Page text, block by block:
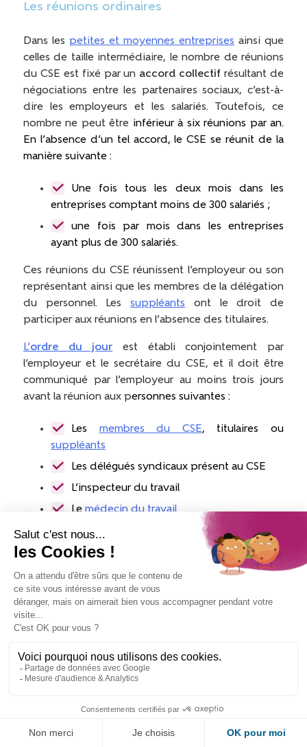
Les réunions ordinaires
Dans les petites et moyennes entreprises ainsi que
celles de taille intermédiaire, le nombre de réunions
du CSE est fixé par un accord collectif résultant de
négociations entre les partenaires sociaux, c’est-à-
dire les employeurs et les salariés. Toutefois, ce
nombre ne peut être inférieur à six réunions par an.
En l’absence d’un tel accord, le CSE se réunit de la
manière suivante :
Une fois tous les deux mois dans les
entreprises comptant moins de 300 salariés ;
une fois par mois dans les entreprises
ayant plus de 300 salariés.
Ces réunions du CSE réunissent l’employeur ou son
représentant ainsi que les membres de la délégation
du personnel. Lessuppléants ont le droit de
participer aux réunions en l’absence des titulaires.
L’ordre du jour est établi conjointement par
l’employeur et le secrétaire du CSE, et il doit être
communiqué par l’employeur au moins trois jours
avant la réunion aux personnes suivantes :
Les membres du CSE, titulaires ou
suppléants
Les délégués syndicaux présent au CSE
L’inspecteur du travail
Le médecin du travail
L’agent de prévention des organismes de
sécurité sociale
s’il est intéressant de
solliciter leur expertise
Durant ces réunions, les décisions du CSE sont
prises à la majorité des membres présents, et toutes
procès-verbalétabli par le secrétaire du comité.
Si les membres du CSE souhaitent se réunir dans un